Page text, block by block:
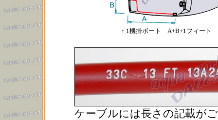
↑ 1機掛ボート A+B+1フィー
ケーブルには長さの記載が